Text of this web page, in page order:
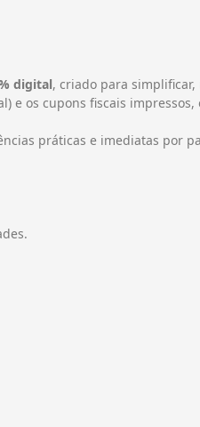
digital, criado para
e os cupons fiscais
práticas e imediatas por